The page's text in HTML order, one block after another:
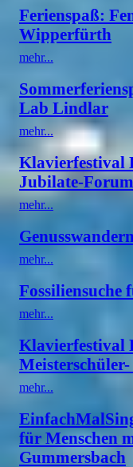
Ferienspaß:
Wipperfürth
mehr...
Lab Lindlar
mehr...
Klavierfestival
Jubilate-
mehr...
mehr...
mehr...
Klavierfestival
mehr...
für Menschen
Gummersbach